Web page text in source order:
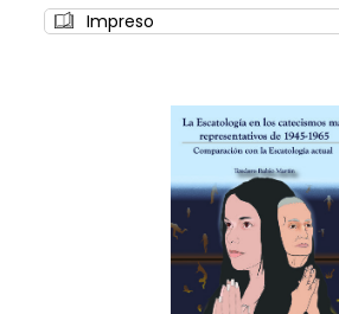
Impreso